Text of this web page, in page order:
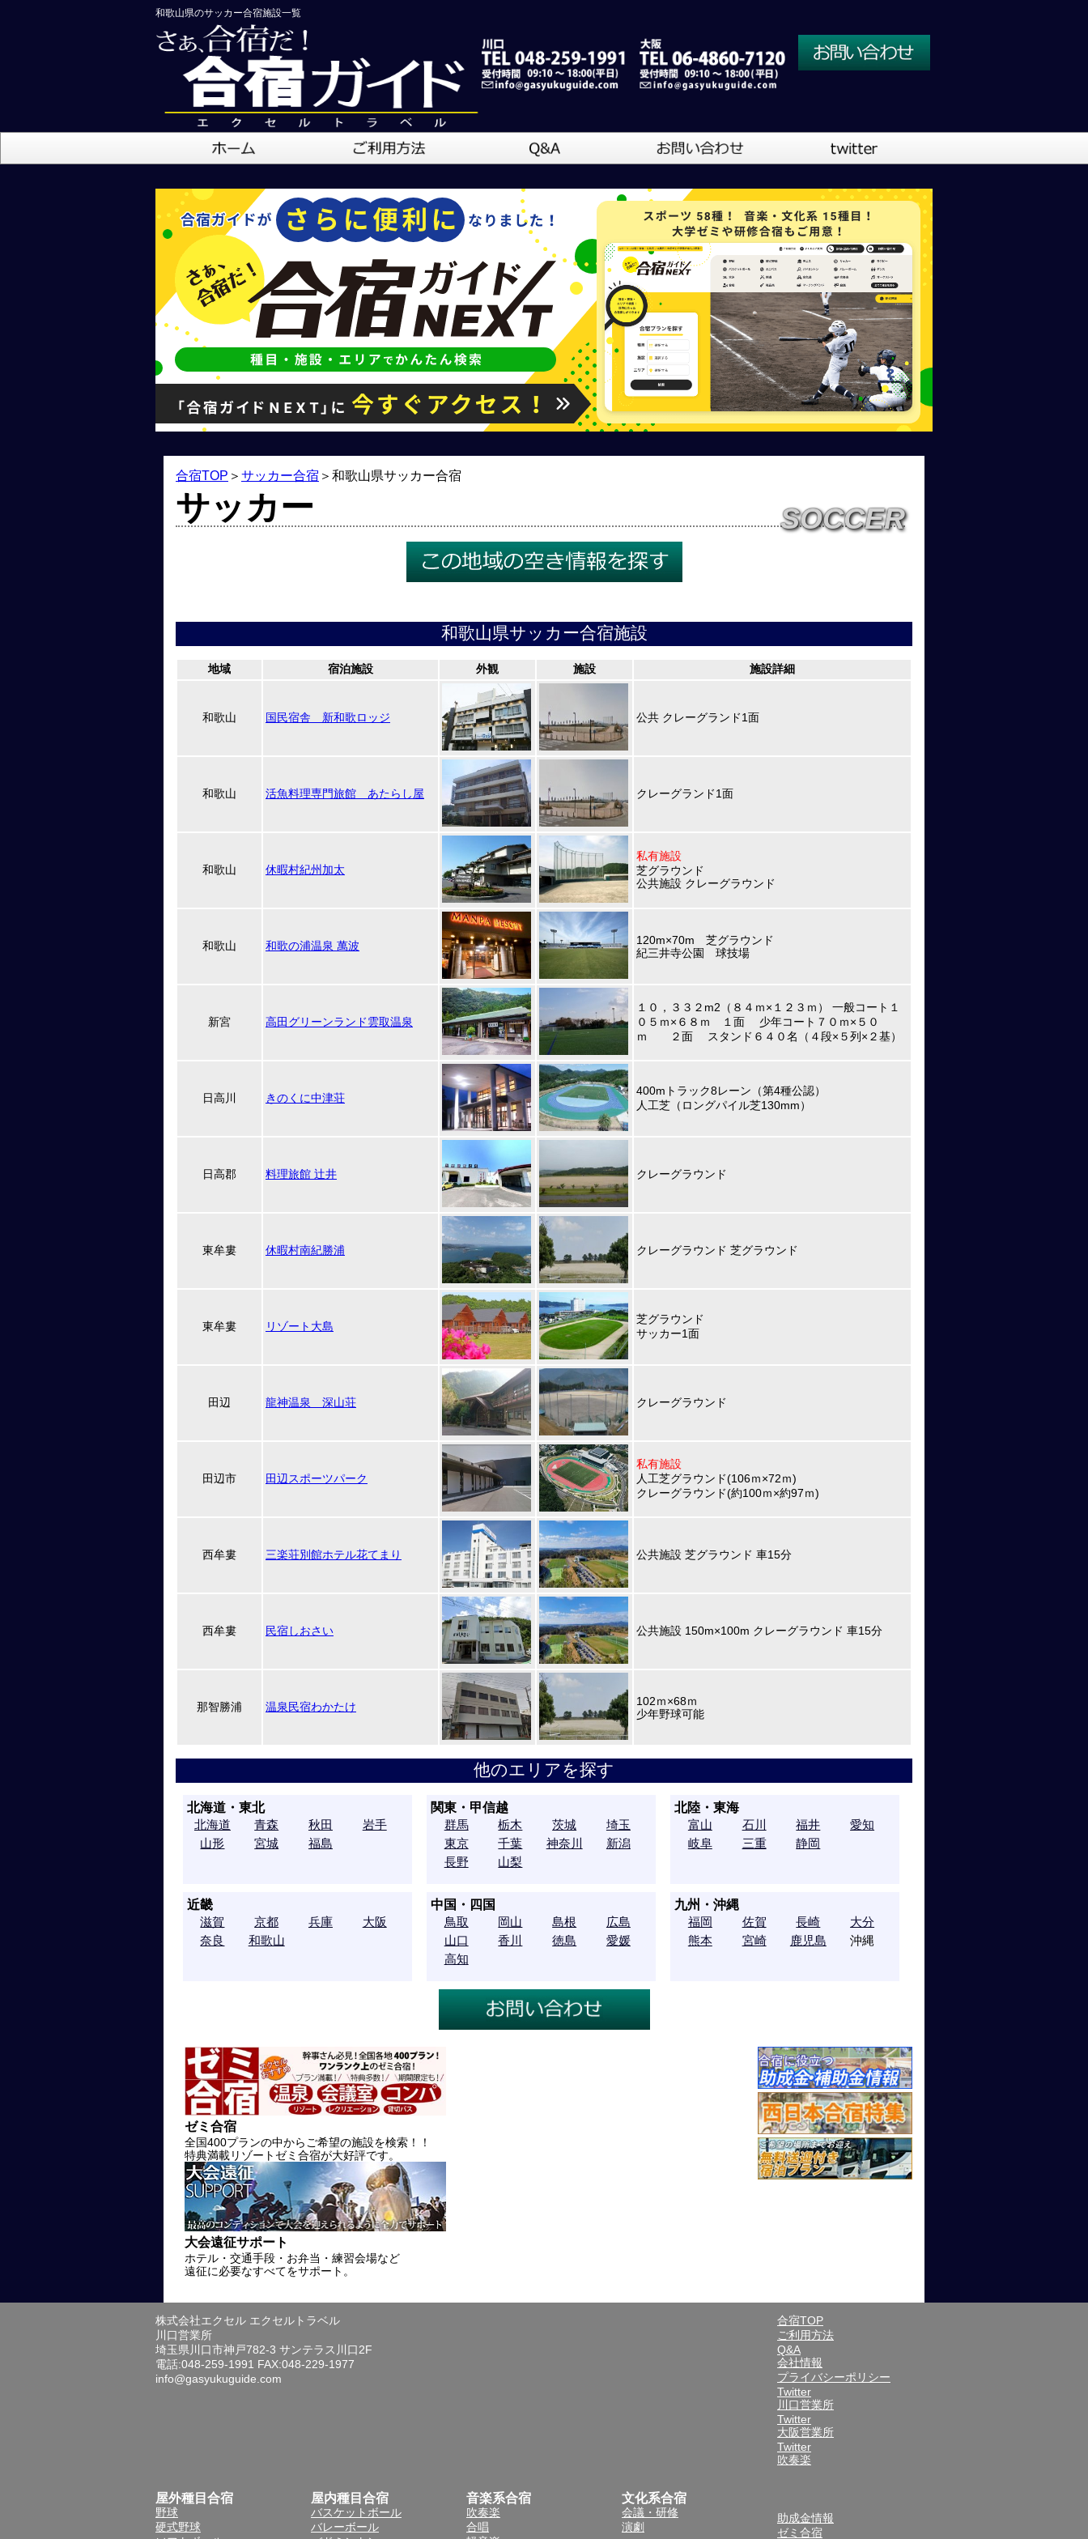
和歌山県のサッカー合宿施設一覧
大阪営業所
吹奏楽
合宿TOP ＞ サッカー合宿 ＞ 和歌山県サッカー合宿
サッカー SOCCER
和歌山県サッカー合宿施設
地域 宿泊施設 外観 施設 施設詳細
和歌山 国民宿舎 新和歌ロッジ 公共 クレーグランド1面
和歌山 活魚料理専門旅館 あたらし屋 クレーグランド1面
和歌山 休暇村紀州加太
私有施設
芝グラウンド
公共施設 クレーグラウンド
和歌山 和歌の浦温泉 萬波
120m×70m 芝グラウンド
紀三井寺公園 球技場
新宮 高田グリーンランド雲取温泉
１０，３３２m2（８４ｍ×１２３ｍ） 一般コート１
０５ｍ×６８ｍ １面 少年コート７０ｍ×５０
ｍ ２面 スタンド６４０名（４段×５列×２基）
日高川 きのくに中津荘
400mトラック8レーン（第4種公認）
人工芝（ロングパイル芝130mm）
日高郡 料理旅館 辻井 クレーグラウンド
東牟婁 休暇村南紀勝浦 クレーグラウンド 芝グラウンド
東牟婁 リゾート大島
芝グラウンド
サッカー1面
田辺 龍神温泉 深山荘 クレーグラウンド
田辺市 田辺スポーツパーク
私有施設
人工芝グラウンド(106ｍ×72ｍ)
クレーグラウンド(約100ｍ×約97ｍ)
西牟婁 三楽荘別館ホテル花てまり 公共施設 芝グラウンド 車15分
西牟婁 民宿しおさい 公共施設 150m×100m クレーグラウンド 車15分
那智勝浦 温泉民宿わかたけ
102ｍ×68ｍ
少年野球可能
他のエリアを探す
北海道・東北
北海道 青森 秋田
岩手
山形
宮城 福島
関東・甲信越
群馬 栃木 茨城
埼玉
東京
千葉 神奈川
新潟
長野
山梨
北陸・東海
富山 石川 福井
愛知
岐阜
三重 静岡
近畿
滋賀 京都 兵庫
大阪
奈良
和歌山
中国・四国
鳥取 岡山 島根
広島
山口
香川 徳島
愛媛
高知
九州・沖縄
福岡 佐賀 長崎
大分
熊本
宮崎 鹿児島 沖縄
ゼミ合宿
全国400プランの中からご希望の施設を検索！！
特典満載リゾートゼミ合宿が大好評です。
大会遠征サポート
ホテル・交通手段・お弁当・練習会場など
遠征に必要なすべてをサポート。
株式会社エクセル エクセルトラベル
川口営業所
埼玉県川口市神戸782-3 サンテラス川口2F
電話:048-259-1991 FAX:048-229-1977
info@gasyukuguide.com
合宿TOP
ご利用方法
Q&A
会社情報
プライバシーポリシー
Twitter
川口営業所
Twitter
大阪営業所
Twitter
吹奏楽
屋外種目合宿
野球
硬式野球
屋内種目合宿
バスケットボール
バレーボール
音楽系合宿
吹奏楽
合唱
文化系合宿
会議・研修
演劇
助成金情報
ゼミ合宿